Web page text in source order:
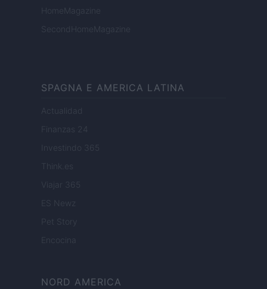
HomeMagazine
SecondHomeMagazine
SPAGNA E AMERICA LATINA
Actualidad
Finanzas 24
Investindo 365
Think.es
Viajar 365
ES Newz
Pet Story
Encocina
NORD AMERICA